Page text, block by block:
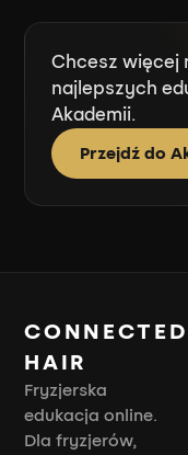
Chcesz więcej
najlepszych
Akademii.
Przejdź do
CONNECTED
HAIR
Fryzjerska
edukacja online.
Dla fryzjerów,